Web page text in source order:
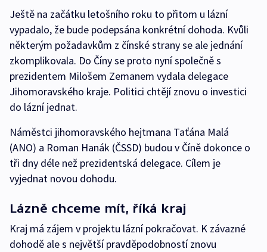
Ještě na začátku letošního roku to přitom u lázní
vypadalo, že bude podepsána konkrétní dohoda. Kvůli
některým požadavkům z čínské strany se ale jednání
zkomplikovala. Do Číny se proto nyní společně s
prezidentem Milošem Zemanem vydala delegace
Jihomoravského kraje. Politici chtějí znovu o investici
do lázní jednat.
Náměstci jihomoravského hejtmana Taťána Malá
(ANO) a Roman Hanák (ČSSD) budou v Číně dokonce o
tři dny déle než prezidentská delegace. Cílem je
vyjednat novou dohodu.
Lázně chceme mít, říká kraj
Kraj má zájem v projektu lázní pokračovat. K závazné
dohodě ale s největší pravděpodobností znovu